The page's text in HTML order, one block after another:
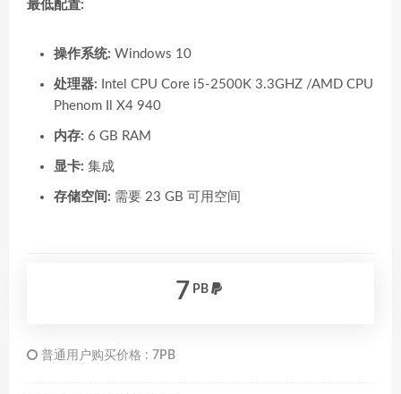
最低配置:
操作系统: Windows 10
处理器: Intel CPU Core i5-2500K 3.3GHZ /AMD CPU
Phenom Il X4 940
内存: 6 GB RAM
显卡: 集成
存储空间: 需要 23 GB 可用空间
7 PB
普通用户购买价格 : 7PB